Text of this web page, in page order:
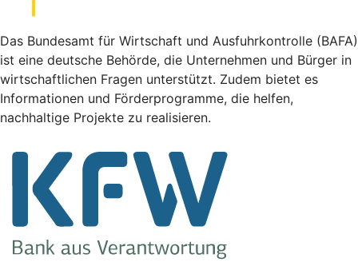
Das Bundesamt für Wirtschaft und Ausfuhrkontrolle (BAFA)
ist eine deutsche Behörde, die Unternehmen und Bürger in
wirtschaftlichen Fragen unterstützt. Zudem bietet es
Informationen und Förderprogramme, die helfen,
nachhaltige Projekte zu realisieren.